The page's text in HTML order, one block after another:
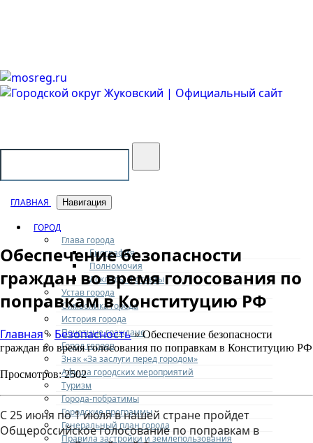
ГЛАВНАЯ Навигация
ГОРОД
Глава города
Биография
Полномочия
Доклады и отчеты
Устав города
Символика города
История города
Почетные граждане
Город героев
Знак «За заслуги перед городом»
Афиша городских мероприятий
Туризм
Города-побратимы
Городские программы
Генеральный план города
Правила застройки и землепользования
Обеспечение безопасности
граждан во время голосования по
поправкам в Конституцию РФ
Главная» Безопасность» Обеспечение безопасности
граждан во время голосования по поправкам в Конституцию РФ
Просмотров: 2502
С 25 июня по 1 июля в нашей стране пройдет
Общероссийское голосование по поправкам в